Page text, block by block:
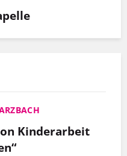
Kinderarbeit